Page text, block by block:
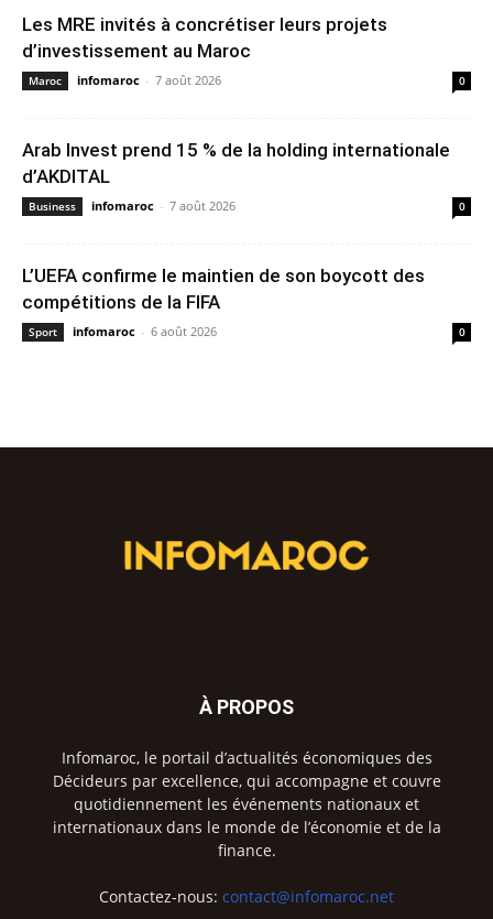
Les MRE invités à concrétiser leurs projets
d’investissement au Maroc
Maroc infomaroc - 7 août 2026 0
Arab Invest prend 15 % de la holding internationale
d’AKDITAL
Business infomaroc - 7 août 2026 0
L’UEFA confirme le maintien de son boycott des
compétitions de la FIFA
Sport infomaroc - 6 août 2026 0
À PROPOS
Infomaroc, le portail d’actualités économiques des
Décideurs par excellence, qui accompagne et couvre
quotidiennement les événements nationaux et
internationaux dans le monde de l’économie et de la
finance.
Contactez-nous: contact@infomaroc.net